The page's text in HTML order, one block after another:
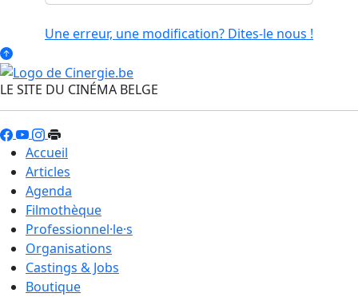
Une erreur, une modification? Dites-le nous !
LE SITE DU CINÉMA BELGE
Accueil
Articles
Agenda
Filmothèque
Professionnel·le·s
Organisations
Castings & Jobs
Boutique